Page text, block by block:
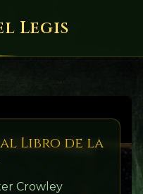
Legis
Libro de la
Crowley